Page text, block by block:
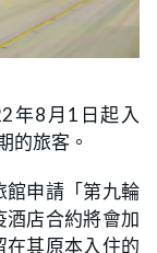
年8月1日起入
的旅客。
館申請「第九輪
店合約將會加
在其原本入住的